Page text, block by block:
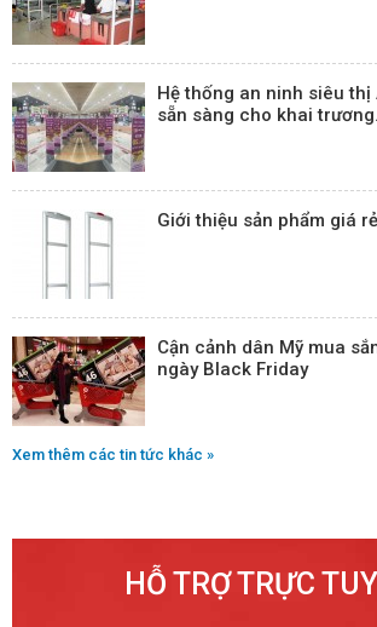
Hệ thống an ninh siêu thị
sẵn sàng cho khai trương.
Giới thiệu sản phẩm giá
Cận cảnh dân Mỹ mua
ngày Black Friday
Xem thêm các tin tức khác »
HỖ TRỢ TRỰC